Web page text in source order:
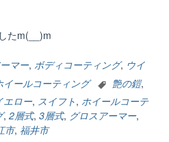
たm(__)m
マー, ボディコーティング, ウイ
イールコーティング 艶の鎧,
エロー, スイフト, ホイールコーテ
, 2層式, 3層式, グロスアーマー,
市, 福井市